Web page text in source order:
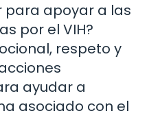
para apoyar a las
por el VIH?
respeto y
ayudar a
asociado con el